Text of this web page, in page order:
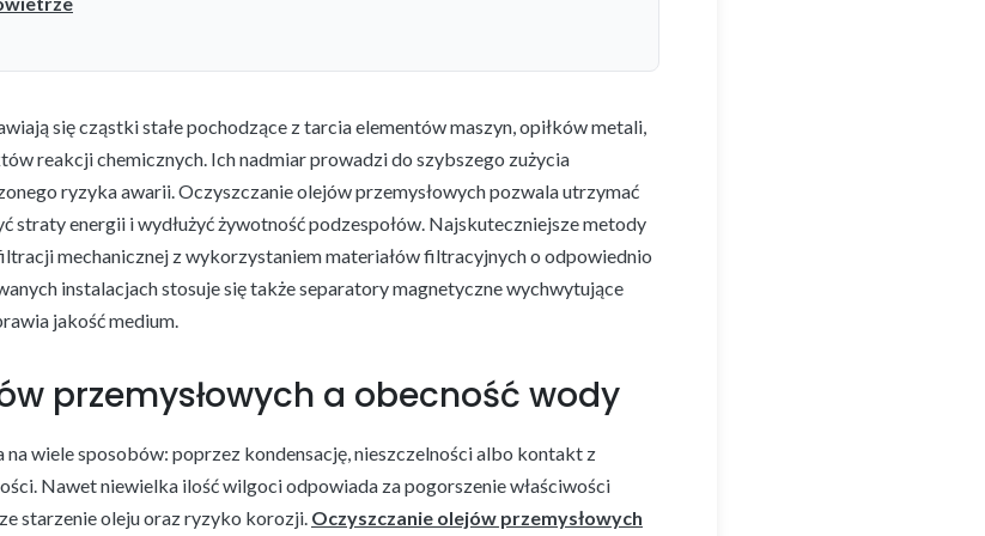
się cząstki stałe pochodzące z tarcia elementów maszyn, opiłków metali,
reakcji chemicznych. Ich nadmiar prowadzi do szybszego zużycia
ryzyka awarii. Oczyszczanie olejów przemysłowych pozwala utrzymać
straty energii i wydłużyć żywotność podzespołów. Najskuteczniejsze metody
mechanicznej z wykorzystaniem materiałów filtracyjnych o odpowiednio
instalacjach stosuje się także separatory magnetyczne wychwytujące
jakość medium.
przemysłowych a obecność wody
wiele sposobów: poprzez kondensację, nieszczelności albo kontakt z
Nawet niewielka ilość wilgoci odpowiada za pogorszenie właściwości
starzenie oleju oraz ryzyko korozji. Oczyszczanie olejów przemysłowych